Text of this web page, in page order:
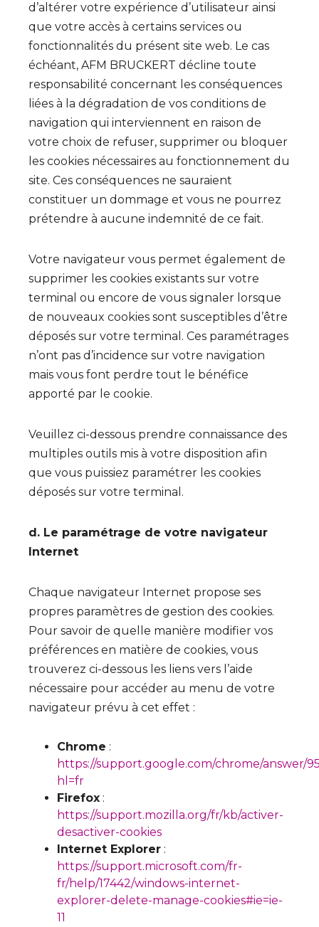
d’altérer votre expérience d’utilisateur ainsi
que votre accès à certains services ou
fonctionnalités du présent site web. Le cas
échéant, AFM BRUCKERT décline toute
responsabilité concernant les conséquences
liées à la dégradation de vos conditions de
navigation qui interviennent en raison de
votre choix de refuser, supprimer ou bloquer
les cookies nécessaires au fonctionnement du
site. Ces conséquences ne sauraient
constituer un dommage et vous ne pourrez
prétendre à aucune indemnité de ce fait.
Votre navigateur vous permet également de
supprimer les cookies existants sur votre
terminal ou encore de vous signaler lorsque
de nouveaux cookies sont susceptibles d’être
déposés sur votre terminal. Ces paramétrages
n’ont pas d’incidence sur votre navigation
mais vous font perdre tout le bénéfice
apporté par le cookie.
Veuillez ci-dessous prendre connaissance des
multiples outils mis à votre disposition afin
que vous puissiez paramétrer les cookies
déposés sur votre terminal.
d. Le paramétrage de votre navigateur
Internet
Chaque navigateur Internet propose ses
propres paramètres de gestion des cookies.
Pour savoir de quelle manière modifier vos
préférences en matière de cookies, vous
trouverez ci-dessous les liens vers l’aide
nécessaire pour accéder au menu de votre
navigateur prévu à cet effet :
Chrome :
https://support.google.com/chrome/answer/
hl=fr
Firefox :
https://support.mozilla.org/fr/kb/activer-
desactiver-cookies
Internet Explorer :
https://support.microsoft.com/fr-
fr/help/17442/windows-internet-
explorer-delete-manage-cookies#ie=ie-
11